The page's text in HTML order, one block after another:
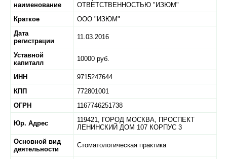
наименование
ОТВЕТСТВЕННОСТЬЮ "ИЗЮМ"
Краткое
ООО "ИЗЮМ"
Дата
регистрации
11.03.2016
Уставной
капиталл
10000 руб.
ИНН
9715247644
КПП
772801001
ОГРН
1167746251738
Юр. Адрес 119421, ГОРОД МОСКВА, ПРОСПЕКТ
ЛЕНИНСКИЙ ДОМ 107 КОРПУС 3
Основной вид
деятельности
Стоматологическая практика